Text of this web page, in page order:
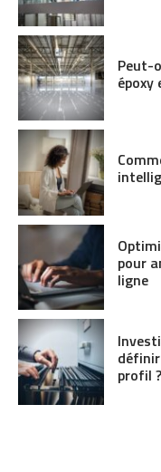
Peut-
époxy
pour
ligne
profil ?